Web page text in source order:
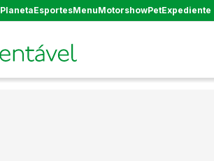
PlanetaEsportesMenuMotorshowPetExpediente